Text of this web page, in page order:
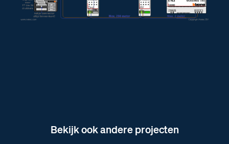
Afmetingen van de VER Versterker
Afmetingen van het Serie 10A deurstation
Bekijk ook andere projecten